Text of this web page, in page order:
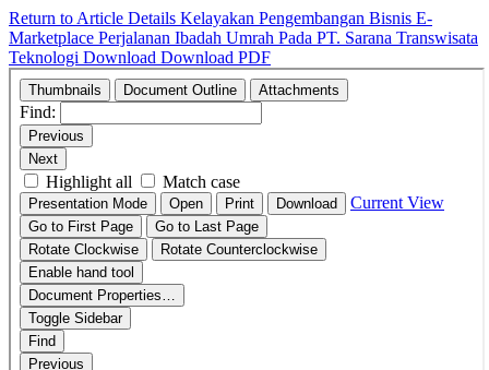
Return to Article Details Kelayakan Pengembangan Bisnis E-
Marketplace Perjalanan Ibadah Umrah Pada PT. Sarana Transwisata
Teknologi Download Download PDF